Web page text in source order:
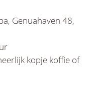
Genuahaven 48,
kopje koffie of